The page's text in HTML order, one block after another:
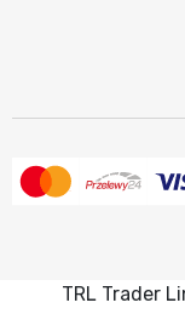
TRL Trader